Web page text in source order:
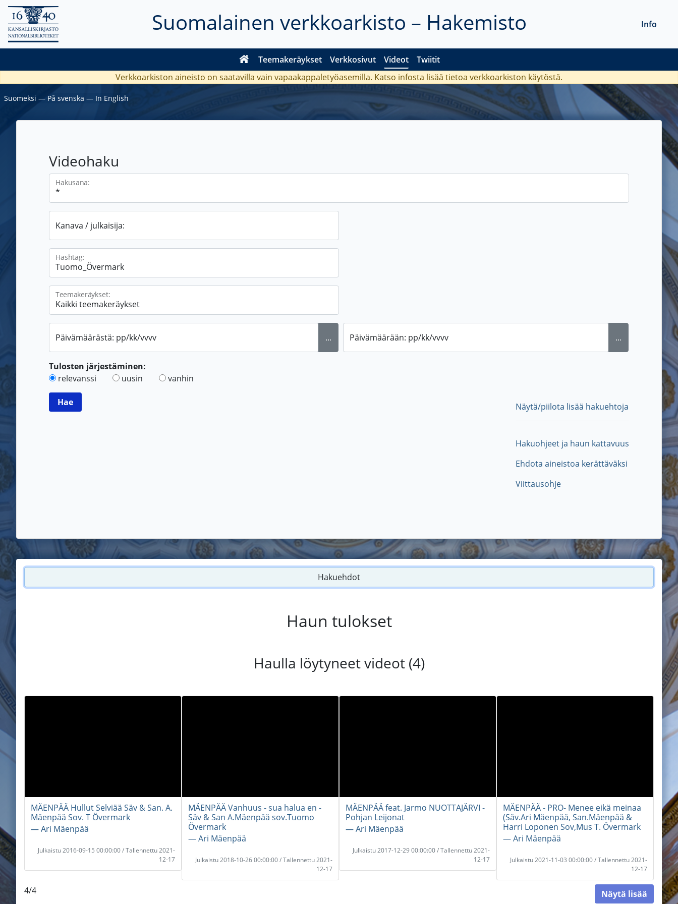
Suomalainen verkkoarkisto – Hakemisto
Teemakeräykset Verkkosivut Videot Twiitit
Info
Verkkoarkiston aineisto on saatavilla vain vapaakappaletyöasemilla. Katso infosta lisää tietoa verkkoarkiston käytöstä.
Suomeksi ― På svenska ― In English
Videohaku
Hakusana:
Kanava / julkaisija:
Hashtag:
Teemakeräykset:
Päivämäärästä: pp/kk/vvvv ... Päivämäärään: pp/kk/vvvv ...
Tulosten järjestäminen:
relevanssi
uusin vanhin
Näytä/piilota lisää hakuehtoja
Hakuohjeet ja haun kattavuus
Ehdota aineistoa kerättäväksi
Viittausohje
Hakuehdot
Haun tulokset
Haulla löytyneet videot (4)
MÄENPÄÄ Hullut Selviää Säv & San. A.
Mäenpää Sov. T Övermark
― Ari Mäenpää
Julkaistu 2016-09-15 00:00:00 / Tallennettu 2021-
12-17
MÄENPÄÄ Vanhuus - sua halua en -
Säv & San A.Mäenpää sov.Tuomo
Övermark
― Ari Mäenpää
Julkaistu 2018-10-26 00:00:00 / Tallennettu 2021-
12-17
MÄENPÄÄ feat. Jarmo NUOTTAJÄRVI -
Pohjan Leijonat
― Ari Mäenpää
Julkaistu 2017-12-29 00:00:00 / Tallennettu 2021-
12-17
MÄENPÄÄ - PRO- Menee eikä meinaa
(Säv.Ari Mäenpää, San.Mäenpää &
Harri Loponen Sov,Mus T. Övermark
― Ari Mäenpää
Julkaistu 2021-11-03 00:00:00 / Tallennettu 2021-
12-17
4/4 Näytä lisää